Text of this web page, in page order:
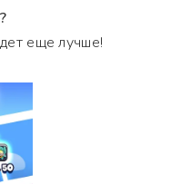
еще лучше!